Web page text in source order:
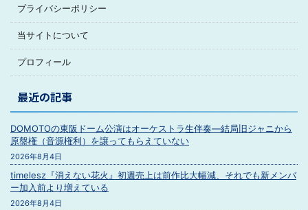
プライバシーポリシー
当サイトについて
プロフィール
最近の記事
DOMOTOの東阪ドーム公演はオーケストラ生伴奏―結局旧ジャニから
原盤権（音源権利）を譲ってもらえていない
2026年8月4日
timelesz『消えない花火』初週売上は前作比大幅減、それでも新メンバ
ー加入前より増えている
2026年8月4日